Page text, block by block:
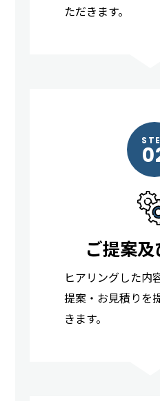
ただきます。
ご提案
ヒアリングした内
提案・お見積りを
きます。